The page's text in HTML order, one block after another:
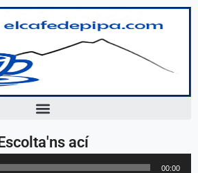
Escolta'ns ací
00:00